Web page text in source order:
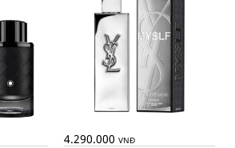
4.290.000 VNĐ